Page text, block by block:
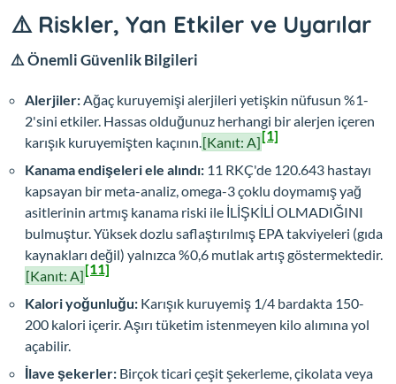
⚠️ Riskler, Yan Etkiler ve Uyarılar
⚠️ Önemli Güvenlik Bilgileri
Alerjiler: Ağaç kuruyemişi alerjileri yetişkin nüfusun %1-
2'sini etkiler. Hassas olduğunuz herhangi bir alerjen içeren
karışık kuruyemişten kaçının. [Kanıt: A][1]
Kanama endişeleri ele alındı: 11 RKÇ'de 120.643 hastayı
kapsayan bir meta-analiz, omega-3 çoklu doymamış yağ
asitlerinin artmış kanama riski ile İLİŞKİLİ OLMADIĞINI
bulmuştur. Yüksek dozlu saflaştırılmış EPA takviyeleri (gıda
kaynakları değil) yalnızca %0,6 mutlak artış göstermektedir.
[Kanıt: A][11]
Kalori yoğunluğu: Karışık kuruyemiş 1/4 bardakta 150-
200 kalori içerir. Aşırı tüketim istenmeyen kilo alımına yol
açabilir.
İlave şekerler: Birçok ticari çeşit şekerleme, çikolata veya